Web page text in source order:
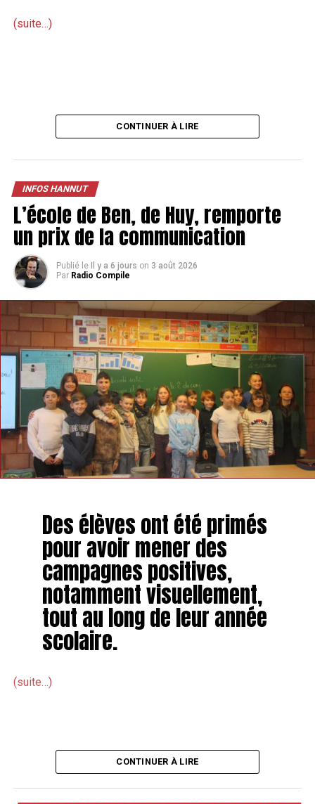
(suite…)
CONTINUER À LIRE
INFOS HANNUT
L’école de Ben, de Huy, remporte
un prix de la communication
Publié le Il y a 6 jours on 3 août 2026
Par Radio Compile
Des élèves ont été primés
pour avoir mener des
campagnes positives,
notamment visuellement,
tout au long de leur année
scolaire.
(suite…)
CONTINUER À LIRE